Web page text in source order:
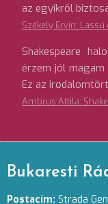
az egyikről
Székely Ervin:
Shakespeare
érzem jól magam
Ez az
Ambrus Attila:
Bukaresti
Postacím: Strada